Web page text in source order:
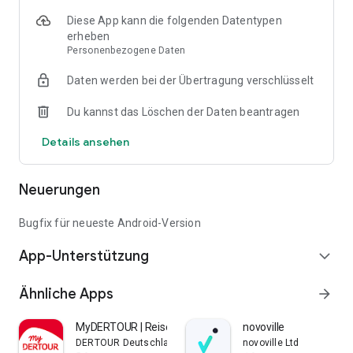
Diese App kann die folgenden Datentypen
erheben
Personenbezogene Daten
Daten werden bei der Übertragung verschlüsselt
Du kannst das Löschen der Daten beantragen
Details ansehen
Neuerungen
Bugfix für neueste Android-Version
App-Unterstützung expand_more
Ähnliche Apps arrow_forward
MyDERTOUR | Reisen verwalten
DERTOUR Deutschland GmbH
novoville
novoville Ltd